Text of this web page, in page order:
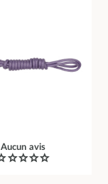
Aucun avis